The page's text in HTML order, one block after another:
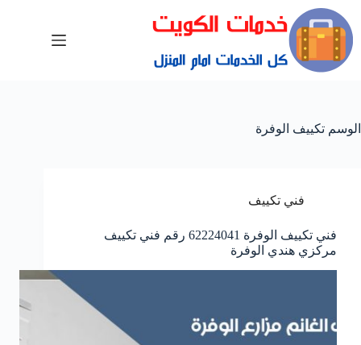
الوسم تكييف الوفرة
فني تكييف
فني تكييف الوفرة 62224041 رقم فني تكييف
مركزي هندي الوفرة